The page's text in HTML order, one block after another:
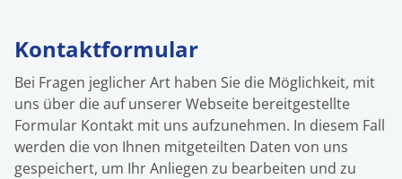
Kontaktformular
Bei Fragen jeglicher Art haben Sie die Möglichkeit, mit
uns über die auf unserer Webseite bereitgestellte
Formular Kontakt mit uns aufzunehmen. In diesem Fall
werden die von Ihnen mitgeteilten Daten von uns
gespeichert, um Ihr Anliegen zu bearbeiten und zu